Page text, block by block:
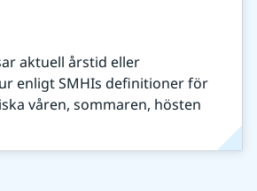
aktuell årstid eller
enligt SMHIs definitioner för
våren, sommaren, hösten